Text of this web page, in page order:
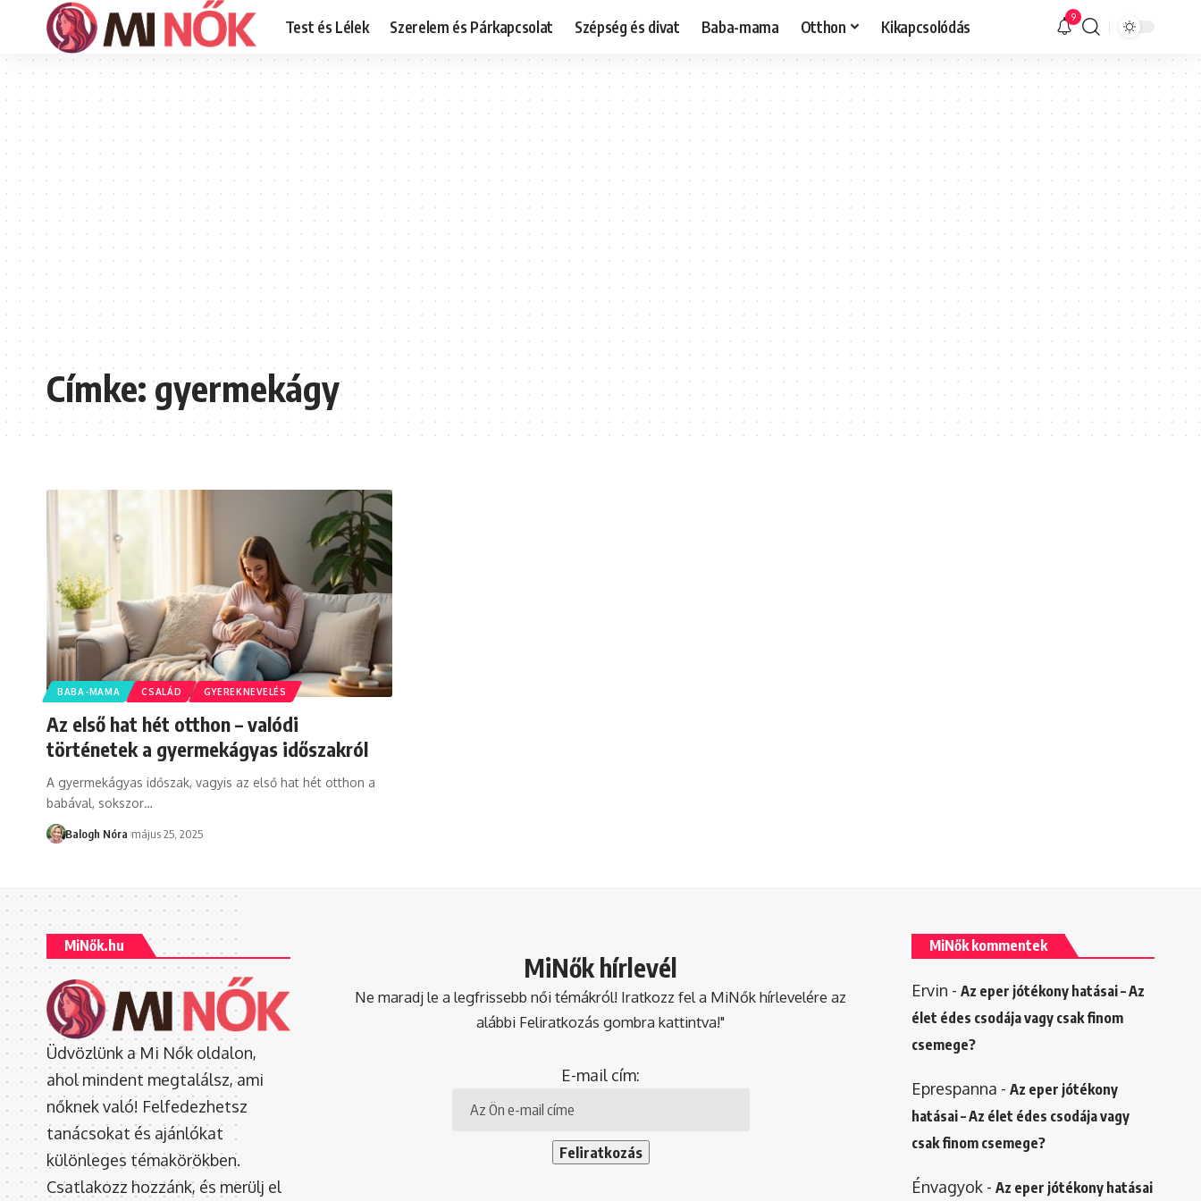
Test és Lélek Szerelem és Párkapcsolat Szépség és divat Baba-mama Otthon Kikapcsolódás 9
Címke:gyermekágy
BABA-MAMA CSALÁD GYEREKNEVELÉS
Az első hat hét otthon – valódi
történetek a gyermekágyas időszakról
A gyermekágyas időszak, vagyis az első hat hét otthon a
babával, sokszor…
Balogh Nóra május 25, 2025
MiNők.hu
Üdvözlünk a Mi Nők oldalon,
ahol mindent megtalálsz, ami
nőknek való! Felfedezhetsz
tanácsokat és ajánlókat
különleges témakörökben.
Csatlakozz hozzánk, és merülj el
MiNők hírlevél
Ne maradj le a legfrissebb női témákról! Iratkozz fel a MiNők hírlevelére az
alábbi Feliratkozás gombra kattintva!"
E-mail cím:
MiNők kommentek
Ervin - Az eper jótékony hatásai – Az
élet édes csodája vagy csak finom
csemege?
Eprespanna - Az eper jótékony
hatásai – Az élet édes csodája vagy
csak finom csemege?
Énvagyok- Az eper jótékony hatásai